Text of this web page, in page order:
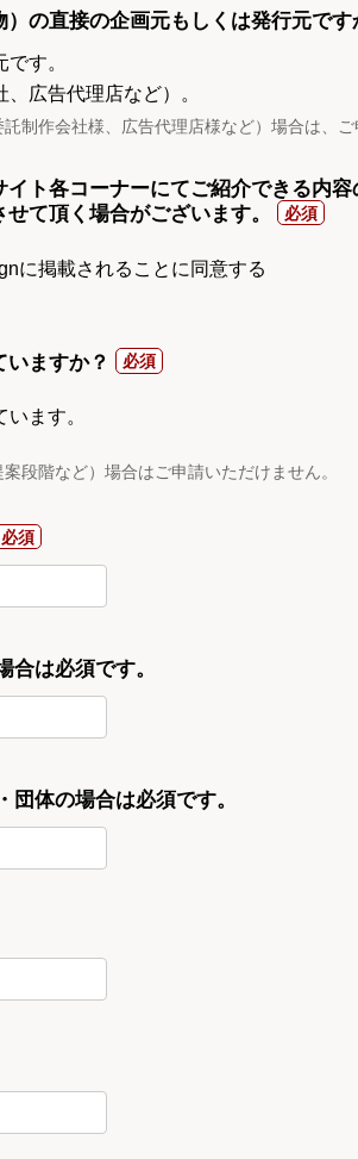
の直接の企画元もしくは発行元です
す。
広告代理店など）。
制作会社様、広告代理店様など）場合は、ご
ト各コーナーにてご紹介できる内
て頂く場合がございます。
に掲載されることに同意する
ますか？
ます。
段階など）場合はご申請いただけません。
は必須です。
体の場合は必須です。